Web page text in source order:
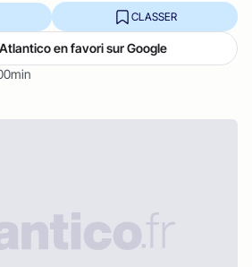
CLASSER
en favori sur Google